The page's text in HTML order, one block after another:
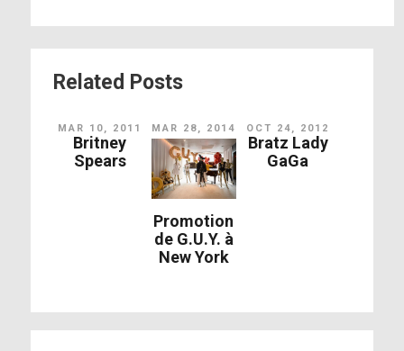
Related Posts
MAR 10, 2011
Britney
Spears
MAR 28, 2014
Promotion
de G.U.Y. à
New York
OCT 24, 2012
Bratz Lady
GaGa